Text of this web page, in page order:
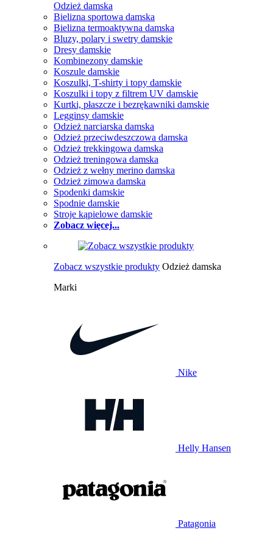
Odzież damska
Bielizna sportowa damska
Bielizna termoaktywna damska
Bluzy, polary i swetry damskie
Dresy damskie
Kombinezony damskie
Koszule damskie
Koszulki, T-shirty i topy damskie
Koszulki i topy z filtrem UV damskie
Kurtki, płaszcze i bezrękawniki damskie
Legginsy damskie
Odzież narciarska damska
Odzież przeciwdeszczowa damska
Odzież trekkingowa damska
Odzież treningowa damska
Odzież z wełny merino damska
Odzież zimowa damska
Spodenki damskie
Spodnie damskie
Stroje kąpielowe damskie
Zobacz więcej...
Zobacz wszystkie produkty Odzież damska
Marki
Nike
Helly Hansen
Patagonia